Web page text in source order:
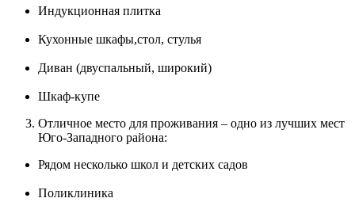
Индукционная плитка
Кухонные шкафы,стол, стулья
Диван (двуспальный, широкий)
Шкаф-купе
Отличное место для проживания – одно из лучших мест
Юго-Западного района:
Рядом несколько школ и детских садов
Поликлиника